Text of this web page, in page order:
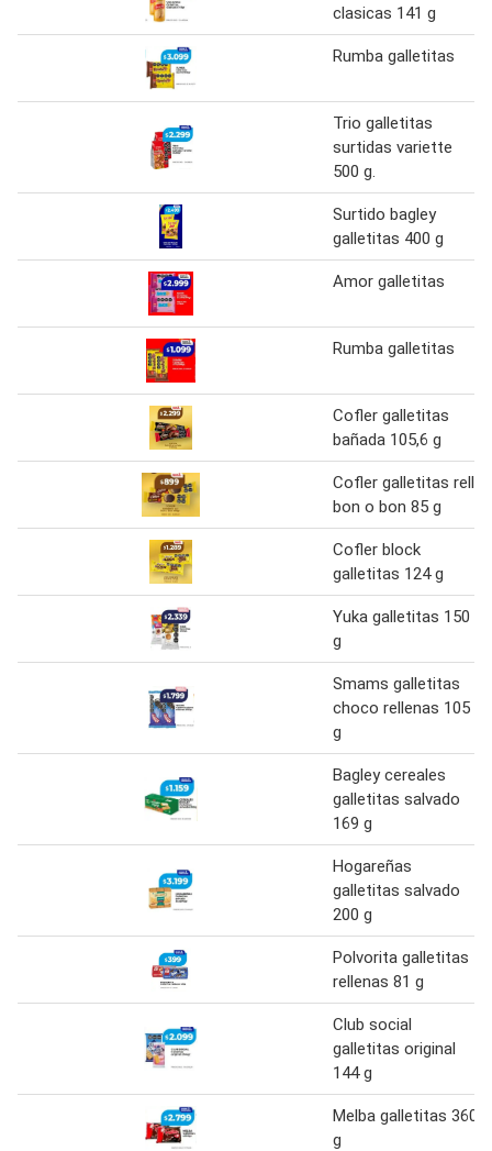
clasicas 141 g
Rumba galletitas
Trio galletitas
surtidas variette
500 g.
Surtido bagley
galletitas 400 g
Amor galletitas
Rumba galletitas
Cofler galletitas
bañada 105,6 g
Cofler galletitas rell
bon o bon 85 g
Cofler block
galletitas 124 g
Yuka galletitas 150
g
Smams galletitas
choco rellenas 105
g
Bagley cereales
galletitas salvado
169 g
Hogareñas
galletitas salvado
200 g
Polvorita galletitas
rellenas 81 g
Club social
galletitas original
144 g
Melba galletitas 360
g